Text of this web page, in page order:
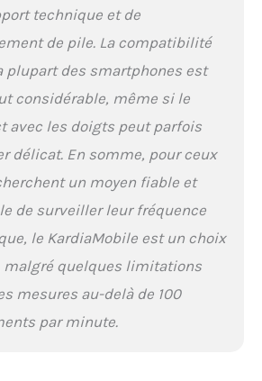
technique et de
de pile. La compatibilité
plupart des smartphones est
considérable, même si le
avec les doigts peut parfois
délicat. En somme, pour ceux
un moyen fiable et
de surveiller leur fréquence
le KardiaMobile est un choix
malgré quelques limitations
mesures au-delà de 100
par minute.